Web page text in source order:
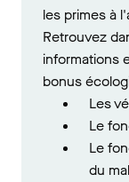
les primes à
Retrouvez
informations
bonus
Les
Le
Le
du